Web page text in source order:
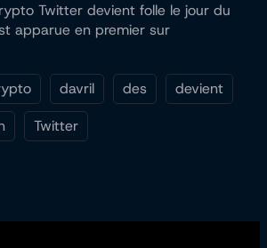
Twitter devient folle le jour du
apparue en premier sur
davril des
devient
Twitter